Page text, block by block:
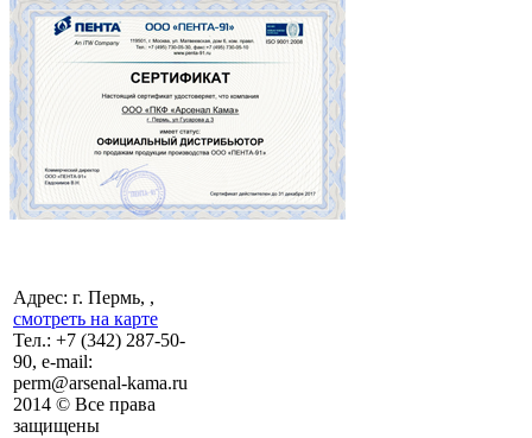
Адрес: г. Пермь, ,
смотреть на карте
Тел.: +7 (342) 287-50-
90, e-mail:
perm@arsenal-kama.ru
2014 © Все права
защищены